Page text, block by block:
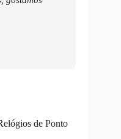
de Ponto